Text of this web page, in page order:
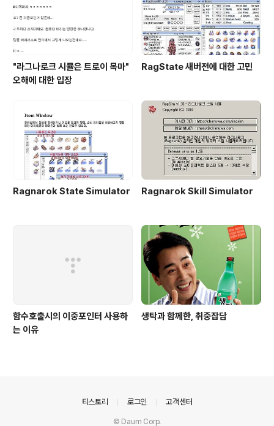
"라그나로크 시뮬은 트로이 목마"
오해에 대한 입장
RagState 새버전에 대한 고민
Ragnarok State Simulator Ragnarok Skill Simulator
함수호출시의 이중포인터 사용하
는 이유
생탁과 함께한, 취중잡담
티스토리 로그인 고객센터
© Daum Corp.